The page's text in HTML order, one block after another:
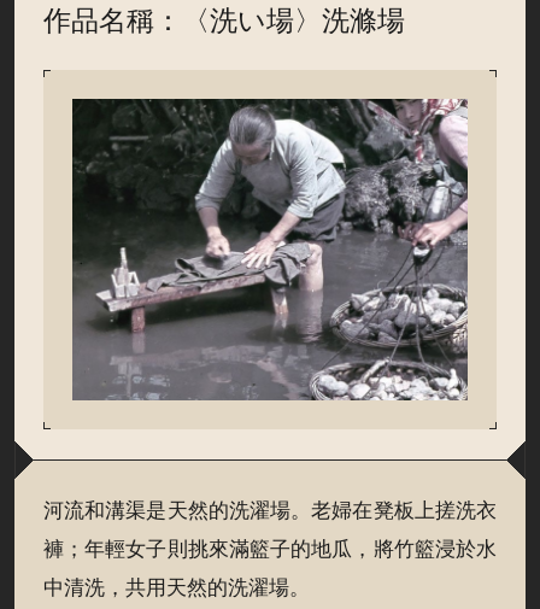
作品名稱：〈洗い場〉洗滌場
河流和溝渠是天然的洗濯場。老婦在凳板上搓洗衣
褲；年輕女子則挑來滿籃子的地瓜，將竹籃浸於水
中清洗，共用天然的洗濯場。